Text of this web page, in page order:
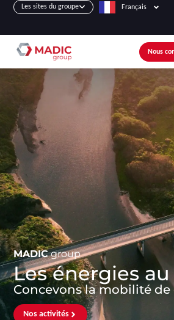
Les sites du groupe Français
Nous
MADIC group
Les énergies
Concevons la mobilité
Nos activités